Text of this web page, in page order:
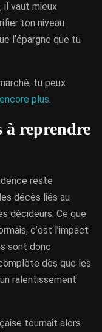
il vaut mieux
ton niveau
l’épargne que tu
tu peux
encore plus.
à reprendre
reste
décès liés au
décideurs. Ce que
c’est l’impact
sont donc
dès que les
ralentissement
tournait alors